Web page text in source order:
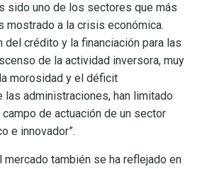
sido uno de los sectores que más
mostrado a la crisis económica.
del crédito y la financiación para las
de la actividad inversora, muy
morosidad y el déficit
las administraciones, han limitado
de actuación de un sector
e innovador”.
mercado también se ha reflejado en